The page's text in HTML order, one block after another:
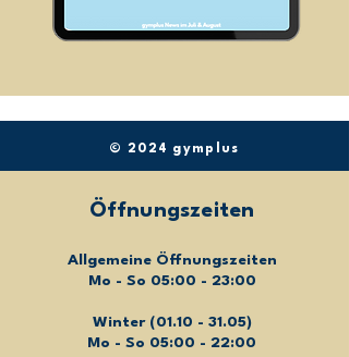
© 2024 gymplus
Öffnungszeiten
Allgemeine Öffnungszeiten
Mo - So 05:00 - 23:00
Winter (01.10 - 31.05)
Mo - So 05:00 - 22:00